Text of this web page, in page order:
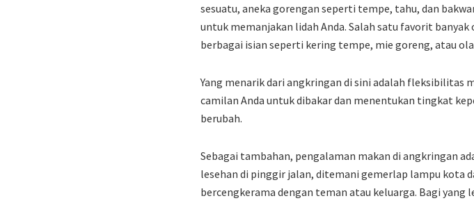
sesuatu, aneka gorengan seperti tempe, tahu, dan
untuk memanjakan lidah Anda. Salah satu favorit
berbagai isian seperti kering tempe, mie goreng, atau
Yang menarik dari angkringan di sini adalah fleksibilitas
camilan Anda untuk dibakar dan menentukan tingkat
berubah.
Sebagai tambahan, pengalaman makan di angkringan
lesehan di pinggir jalan, ditemani gemerlap lampu kota
bercengkerama dengan teman atau keluarga. Bagi